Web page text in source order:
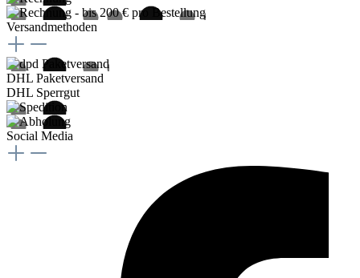
Versandmethoden
DHL Paketversand
DHL Sperrgut
Social Media